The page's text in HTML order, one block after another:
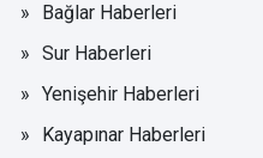
Bağlar Haberleri
Sur Haberleri
Yenişehir Haberleri
Kayapınar Haberleri